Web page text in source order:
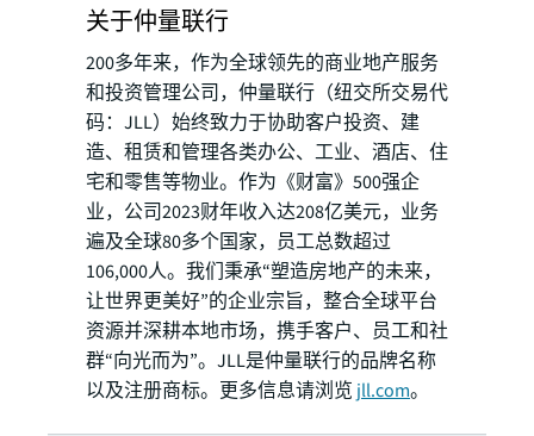
关于仲量联行
200多年来，作为全球领先的商业地产服务
和投资管理公司，仲量联行（纽交所交易代
码：JLL）始终致力于协助客户投资、建
造、租赁和管理各类办公、工业、酒店、住
宅和零售等物业。作为《财富》500强企
业，公司2023财年收入达208亿美元，业务
遍及全球80多个国家，员工总数超过
106,000人。我们秉承“塑造房地产的未来，
让世界更美好”的企业宗旨，整合全球平台
资源并深耕本地市场，携手客户、员工和社
群“向光而为”。JLL是仲量联行的品牌名称
以及注册商标。更多信息请浏览 jll.com。